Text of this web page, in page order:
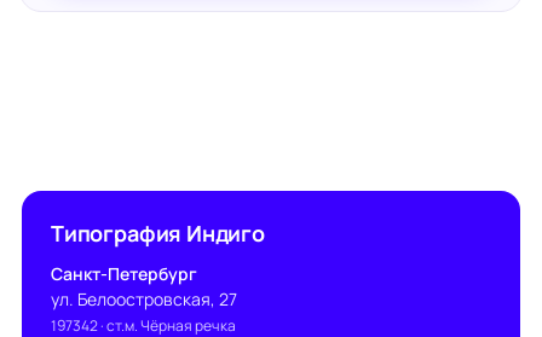
Типография Индиго
Санкт-Петербург
ул. Белоостровская, 27
197342· ст.м. Чёрная речка